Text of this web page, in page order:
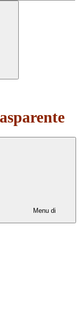
Menu di